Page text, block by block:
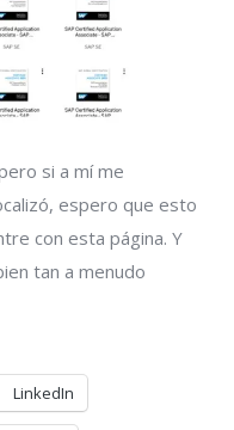
si a mí me
espero que esto
con esta página. Y
tan a menudo
LinkedIn